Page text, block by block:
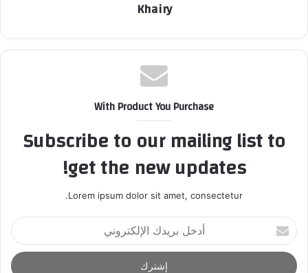
Khairy
With Product You Purchase
Subscribe to our mailing list to
get the new updates!
Lorem ipsum dolor sit amet, consectetur.
أ
د
خ
ل